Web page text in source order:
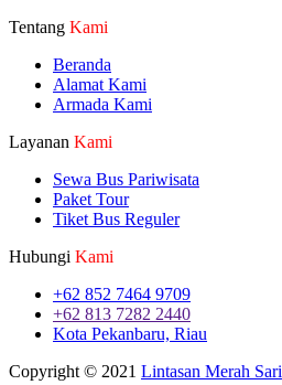
Tentang Kami
Beranda
Alamat Kami
Armada Kami
Layanan Kami
Sewa Bus Pariwisata
Paket Tour
Tiket Bus Reguler
Hubungi Kami
+62 852 7464 9709
+62 813 7282 2440
Kota Pekanbaru, Riau
Copyright © 2021 Lintasan Merah Sari